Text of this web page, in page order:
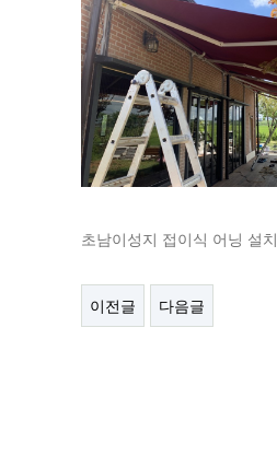
초남이성지 접이식 어닝 설치
이전글 다음글